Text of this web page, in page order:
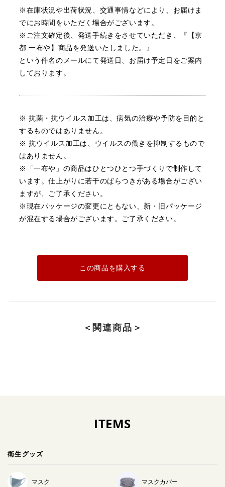
※在庫状況や出荷状況、交通事情などにより、お届けま
でにお時間をいただく場合がございます。
※ご注文確定後、発送手続きをさせていただき、『【京
都 一布や】商品を発送いたしました。』
という件名のメールにて発送日、お届け予定日をご案内
しております。
※ 抗菌・抗ウイルス加工は、病気の治療や予防を目的と
するものではありません。
※ 抗ウイルス加工は、ウイルスの働きを抑制するもので
はありません。
※「一布や」の商品はひとつひとつ手づくりで制作して
います。仕上がりに若干のばらつきがある場合がござい
ますが、ご了承ください。
※現在パッケージの変更にともない、新・旧パッケージ
が混在する場合がございます。ご了承ください。
この商品を購入する
＜関連商品＞
ITEMS
衛生グッズ
マスク マスクカバー